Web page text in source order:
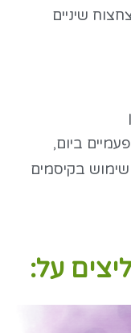
שיניים
ביום,
בקיסמים
על: